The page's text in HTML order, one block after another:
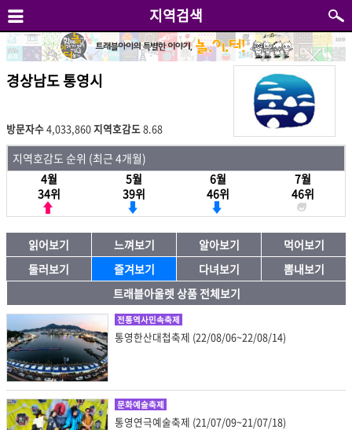
지역검색
경상남도 통영시
방문자수4,033,860지역호감도 8.68
지역호감도 순위 (최근 4개월)
4월
34위
5월
39위
6월
46위
7월
46위
읽어보기 느껴보기 알아보기
먹어보기
둘러보기
즐겨보기 다녀보기
뽐내보기
트래블아울렛 상품 전체보기
전통역사민속축제
통영한산대첩축제 (22/08/06~22/08/14)
문화예술축제
통영연극예술축제 (21/07/09~21/07/18)